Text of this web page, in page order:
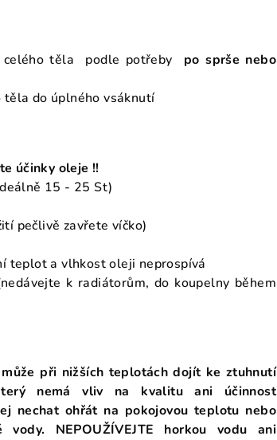
celého těla podle potřeby
po sprše nebo
těla do úplného vsáknutí
účinky oleje !!
15 - 25 St)
pečlivě zavřete víčko)
teplot a vlhkost oleji neprospívá
k radiátorům, do koupelny během
při nižších teplotách dojít ke ztuhnutí
nemá vliv na kvalitu ani účinnost
nechat ohřát na pokojovou teplotu nebo
NEPOUŽÍVEJTE horkou vodu ani